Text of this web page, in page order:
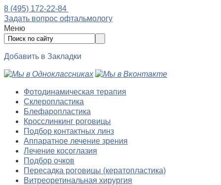
8 (495) 172-22-84
Задать вопрос офтальмологу
Меню
Добавить в Закладки
Фотодинамическая терапия
Склеропластика
Блефаропластика
Кросслинкинг роговицы
Подбор контактных линз
Аппаратное лечение зрения
Лечение косоглазия
Подбор очков
Пересадка роговицы (кератопластика)
Витреоретинальная хирургия